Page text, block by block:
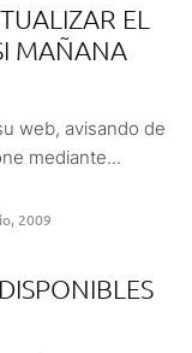
EL
MAÑANA
web, avisando de
mediante...
2009